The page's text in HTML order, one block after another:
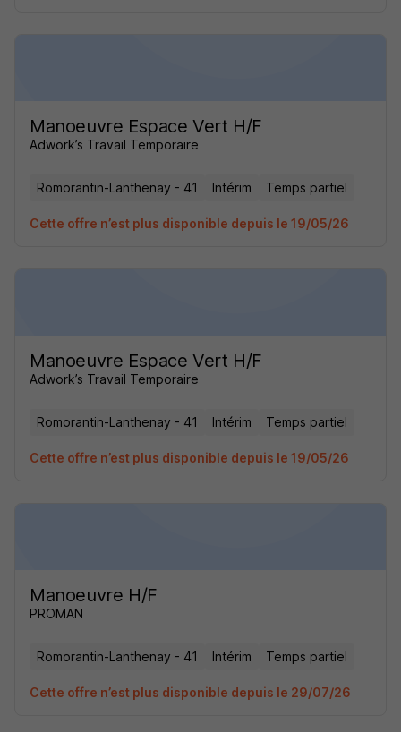
Manoeuvre Espace Vert H/F
Adwork’s Travail Temporaire
Romorantin-Lanthenay - 41 Intérim Temps partiel
Cette offre n’est plus disponible depuis le 19/05/26
Manoeuvre Espace Vert H/F
Adwork’s Travail Temporaire
Romorantin-Lanthenay - 41 Intérim Temps partiel
Cette offre n’est plus disponible depuis le 19/05/26
Manoeuvre H/F
PROMAN
Romorantin-Lanthenay - 41 Intérim Temps partiel
Cette offre n’est plus disponible depuis le 29/07/26